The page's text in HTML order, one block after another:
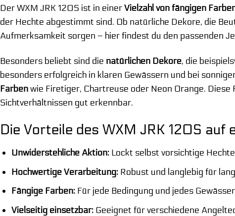
Der WXM JRK 120S ist in einerVielzahl von fängigen
der Hechte abgestimmt sind. Ob natürliche Dekore, die
Aufmerksamkeit sorgen – hier findest du den passenden
Besonders beliebt sind die natürlichen Dekore, die
besonders erfolgreich in klaren Gewässern und bei
Farbenwie Firetiger, Chartreuse oder Neon Orange.
Sichtverhältnissen gut erkennbar.
Die Vorteile des WXM JRK 120S auf
Unwiderstehliche Aktion:Lockt selbst vorsichtige
Hochwertige Verarbeitung:Robust und langlebig für
Fängige Farben:Für jede Bedingung und jedes
Vielseitig einsetzbar:Geeignet für verschiedene